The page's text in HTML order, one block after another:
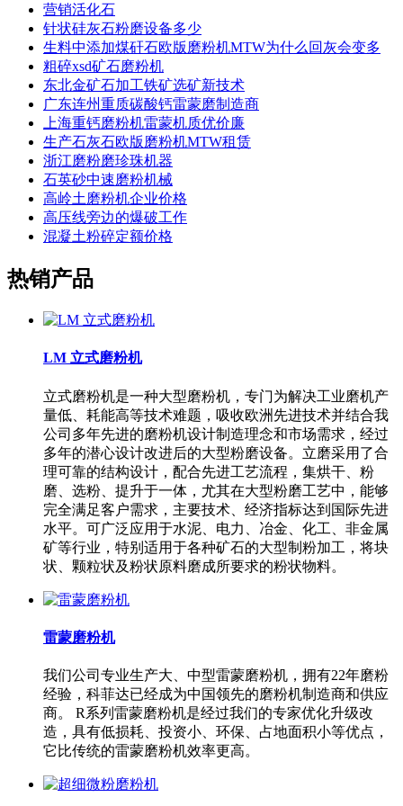
营销活化石
针状硅灰石粉磨设备多少
生料中添加煤矸石欧版磨粉机MTW为什么回灰会变多
粗碎xsd矿石磨粉机
东北金矿石加工铁矿选矿新技术
广东连州重质碳酸钙雷蒙磨制造商
上海重钙磨粉机雷蒙机质优价廉
生产石灰石欧版磨粉机MTW租赁
浙江磨粉磨珍珠机器
石英砂中速磨粉机械
高岭土磨粉机企业价格
高压线旁边的爆破工作
混凝土粉碎定额价格
热销产品
LM 立式磨粉机
立式磨粉机是一种大型磨粉机，专门为解决工业磨机产
量低、耗能高等技术难题，吸收欧洲先进技术并结合我
公司多年先进的磨粉机设计制造理念和市场需求，经过
多年的潜心设计改进后的大型粉磨设备。立磨采用了合
理可靠的结构设计，配合先进工艺流程，集烘干、粉
磨、选粉、提升于一体，尤其在大型粉磨工艺中，能够
完全满足客户需求，主要技术、经济指标达到国际先进
水平。可广泛应用于水泥、电力、冶金、化工、非金属
矿等行业，特别适用于各种矿石的大型制粉加工，将块
状、颗粒状及粉状原料磨成所要求的粉状物料。
雷蒙磨粉机
我们公司专业生产大、中型雷蒙磨粉机，拥有22年磨粉
经验，科菲达已经成为中国领先的磨粉机制造商和供应
商。 R系列雷蒙磨粉机是经过我们的专家优化升级改
造，具有低损耗、投资小、环保、占地面积小等优点，
它比传统的雷蒙磨粉机效率更高。